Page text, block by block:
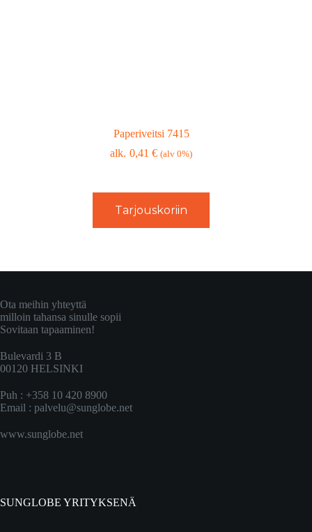
Paperiveitsi 7415
0,41€ (alv 0%)
Tarjouskoriin
Ota meihin yhteyttä
milloin tahansa sinulle sopii
Sovitaan tapaaminen!
Bulevardi 3 B
00120 HELSINKI
Puh : +358 10 420 8900
Email : palvelu@sunglobe.net
www.sunglobe.net
SUNGLOBE YRITYKSENÄ